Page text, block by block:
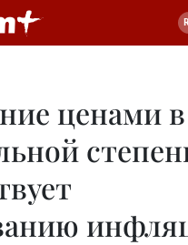
ценами в